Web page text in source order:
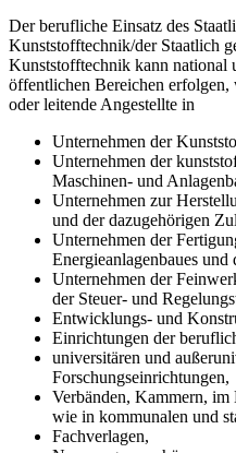
Der berufliche Einsatz des
Kunststofftechnik/der Staatlich
Kunststofftechnik kann national
öffentlichen Be­reichen
oder leitende Angestellte in
Unternehmen der
Unternehmen der
Maschinen- und
Unternehmen zur
und der dazugehörigen
Unternehmen der
Energieanlagenbaues und
Unternehmen der
der Steuer- und
Entwicklungs- und
Einrichtungen der
universitären und
Forschungseinrichtungen,
Verbänden, Kammern, im
wie in kommunalen und
Fachverlagen,